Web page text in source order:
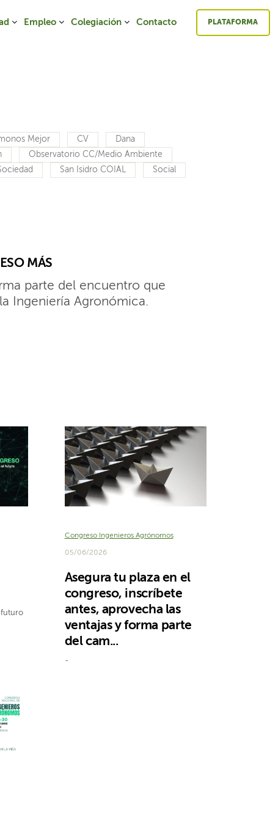
Empleo Colegiación Contacto PLATAFORMA
Mejor CV
Dana
Observatorio CC/Medio Ambiente
San Isidro COIAL
Social
MÁS
parte del encuentro que
Ingeniería Agronómica.
futuro
Congreso Ingenieros Agrónomos
05/06/2026
Asegura tu plaza en el
congreso, inscríbete
antes, aprovecha las
ventajas y forma parte
del cam...
-